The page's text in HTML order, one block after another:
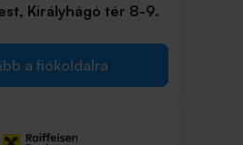
Királyhágó tér 8-9.
a fiókoldalra